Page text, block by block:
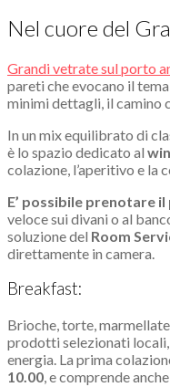
Nel cuore del
Grandi vetrate sul porto
pareti che evocano il
minimi dettagli, il camino
In un mix equilibrato di
è lo spazio dedicato al
colazione, l’aperitivo e la
E’ possibile prenotare
veloce sui divani o al
soluzione del Room
direttamente in camera.
Breakfast:
Brioche, torte,
prodotti selezionati
energia. La prima
10.00, e comprende